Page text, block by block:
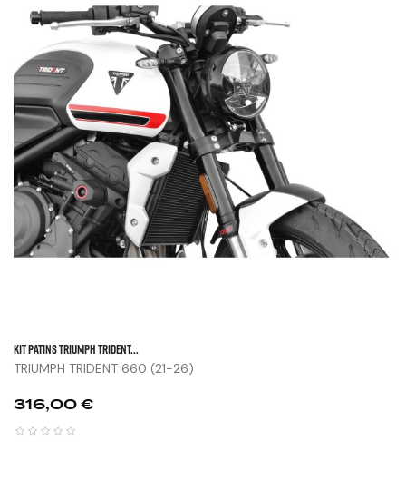
KIT PATINS TRIUMPH TRIDENT...
TRIUMPH TRIDENT 660 (21-26)
Prix
316,00 €